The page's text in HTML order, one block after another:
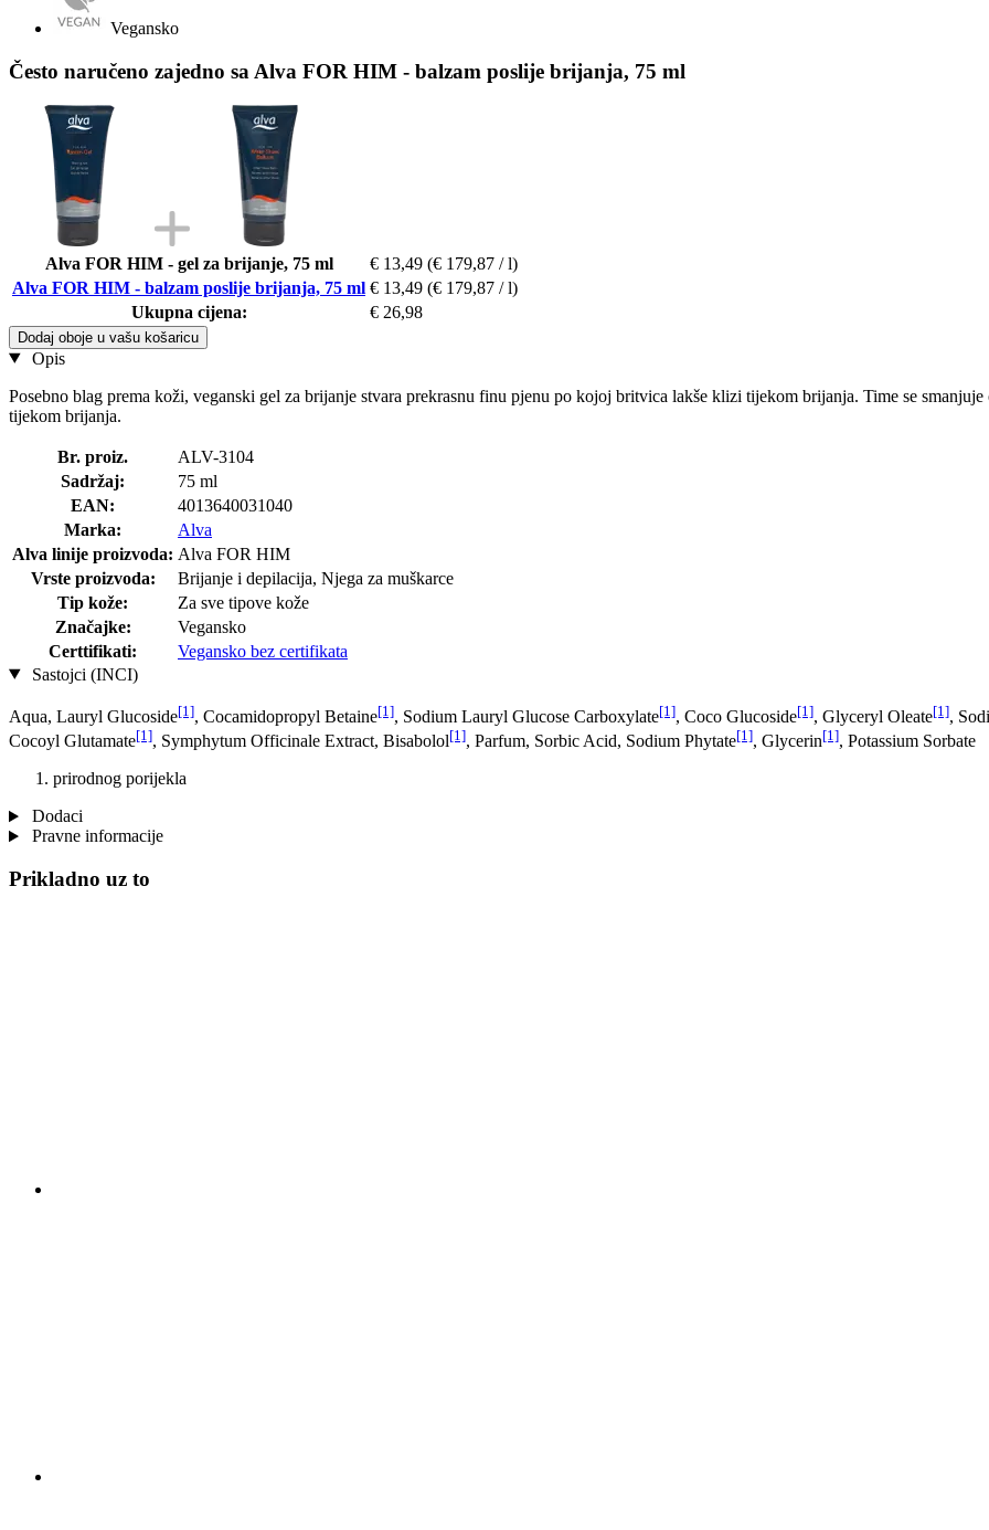
Vegansko
Često naručeno zajedno sa Alva FOR HIM - balzam poslije brijanja, 75 ml
Alva FOR HIM - gel za brijanje, 75 ml € 13,49 (€ 179,87 / l)
Alva FOR HIM - balzam poslije brijanja, 75 ml € 13,49 (€ 179,87 / l)
Ukupna cijena:
€ 26,98
Dodaj oboje u vašu košaricu
Opis
Posebno blag prema koži, veganski gel za brijanje stvara prekrasnu finu pjenu po kojoj britvica lakše klizi tijekom brijanja. Time se
tijekom brijanja.
Br. proiz.
ALV-3104
Sadržaj:
75 ml
EAN:
4013640031040
Marka:
Alva
Alva linije proizvoda: Alva FOR HIM
Vrste proizvoda:
Brijanje i depilacija, Njega za muškarce
Tip kože:
Za sve tipove kože
Značajke:
Vegansko
Certtifikati:
Vegansko bez certifikata
Sastojci (INCI)
Aqua, Lauryl Glucoside[1], Cocamidopropyl Betaine[1], Sodium Lauryl Glucose Carboxylate[1], Coco Glucoside[1], Glyceryl Oleate[1],
Cocoyl Glutamate[1], Symphytum Officinale Extract, Bisabolol[1], Parfum, Sorbic Acid, Sodium Phytate[1], Glycerin[1], Potassium Sorbate
prirodnog porijekla
Dodaci
Pravne informacije
Prikladno uz to